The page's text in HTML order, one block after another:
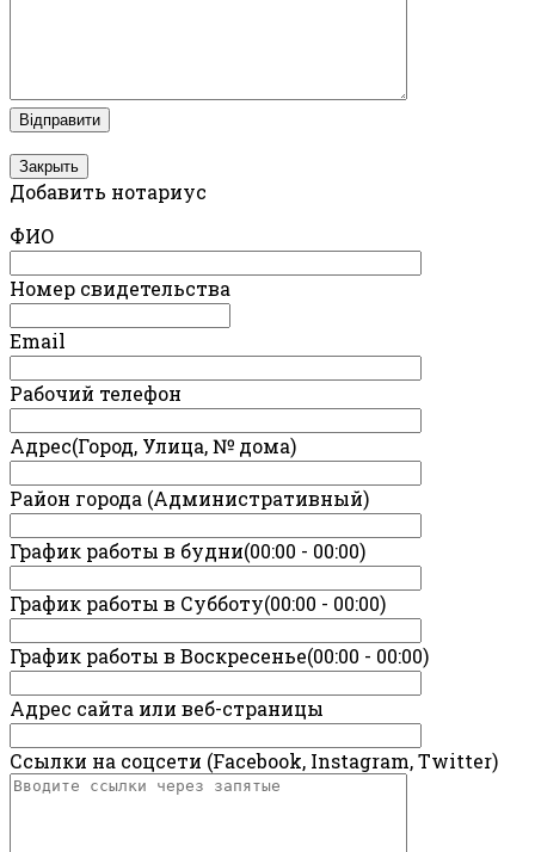
Закрыть
Добавить нотариус
ФИО
Номер свидетельства
Email
Рабочий телефон
Адрес(Город, Улица, № дома)
Район города (Административный)
График работы в будни(00:00 - 00:00)
График работы в Субботу(00:00 - 00:00)
График работы в Воскресенье(00:00 - 00:00)
Адрес сайта или веб-страницы
Ссылки на соцсети (Facebook, Instagram, Twitter)